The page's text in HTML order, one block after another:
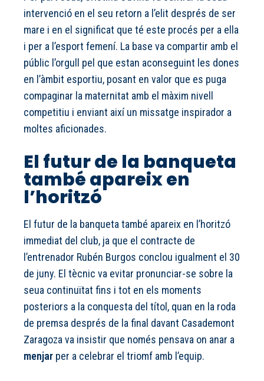
intervenció en el seu retorn a l’elit després de ser
mare i en el significat que té este procés per a ella
i per a l’esport femení. La base va compartir amb el
públic l’orgull pel que estan aconseguint les dones
en l’àmbit esportiu, posant en valor que es puga
compaginar la maternitat amb el màxim nivell
competitiu i enviant així un missatge inspirador a
moltes aficionades.
El futur de la banqueta
també apareix en
l’horitzó
El futur de la banqueta també apareix en l’horitzó
immediat del club, ja que el contracte de
l’entrenador Rubén Burgos conclou igualment el 30
de juny. El tècnic va evitar pronunciar-se sobre la
seua continuïtat fins i tot en els moments
posteriors a la conquesta del títol, quan en la roda
de premsa després de la final davant Casademont
Zaragoza va insistir que només pensava on anar a
menjar per a celebrar el triomf amb l’equip.